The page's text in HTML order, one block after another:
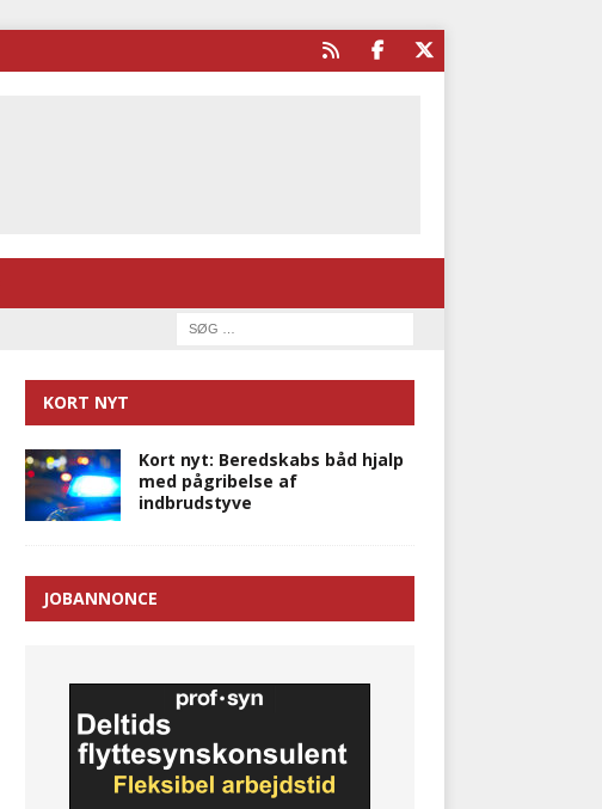
KORT NYT
Kort nyt: Beredskabs båd hjalp
med pågribelse af
indbrudstyve
JOBANNONCE